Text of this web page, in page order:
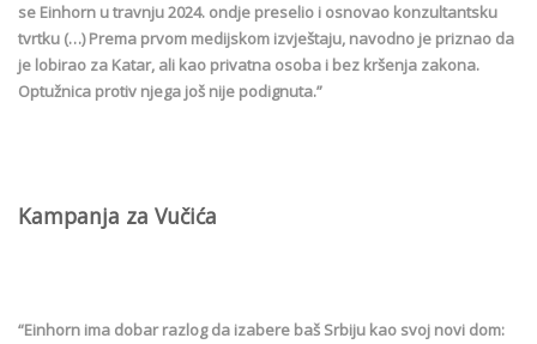
se Einhorn u travnju 2024. ondje preselio i osnovao konzultantsku
tvrtku (…) Prema prvom medijskom izvještaju, navodno je priznao da
je lobirao za Katar, ali kao privatna osoba i bez kršenja zakona.
Optužnica protiv njega još nije podignuta.”
Kampanja za Vučića
“Einhorn ima dobar razlog da izabere baš Srbiju kao svoj novi dom: